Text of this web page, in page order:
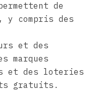
de
y compris des
et des
marques
et des loteries
gratuits.